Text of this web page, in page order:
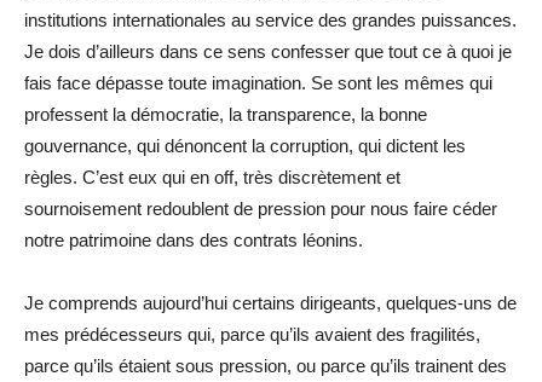
institutions internationales au service des grandes puissances.
Je dois d’ailleurs dans ce sens confesser que tout ce à quoi je
fais face dépasse toute imagination. Se sont les mêmes qui
professent la démocratie, la transparence, la bonne
gouvernance, qui dénoncent la corruption, qui dictent les
règles. C’est eux qui en off, très discrètement et
sournoisement redoublent de pression pour nous faire céder
notre patrimoine dans des contrats léonins.
Je comprends aujourd’hui certains dirigeants, quelques-uns de
mes prédécesseurs qui, parce qu’ils avaient des fragilités,
parce qu’ils étaient sous pression, ou parce qu’ils trainent des